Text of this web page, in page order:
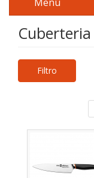
Cuberteria
Filtro